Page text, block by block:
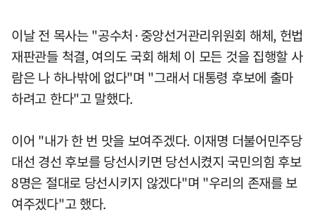
이날 전 목사는 "공수처·중앙선거관리위원회 해체, 헌법
재판관들 척결, 여의도 국회 해체 이 모든 것을 집행할 사
람은 나 하나밖에 없다"며 "그래서 대통령 후보에 출마
하려고 한다"고 말했다.
이어 "내가 한 번 맛을 보여주겠다. 이재명 더불어민주당
대선 경선 후보를 당선시키면 당선시켰지 국민의힘 후보
8명은 절대로 당선시키지 않겠다"며 "우리의 존재를 보
여주겠다"고 했다.